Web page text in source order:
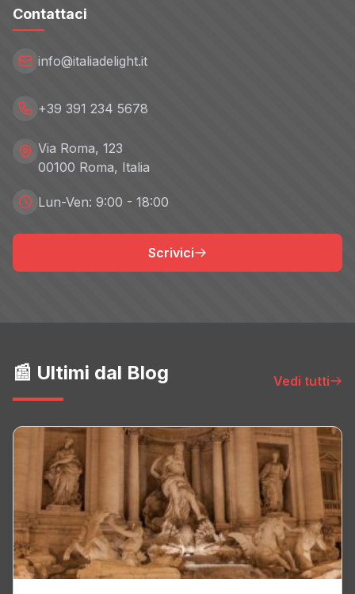
Contattaci
info@italiadelight.it
+39 391 234 5678
Via Roma, 123
00100 Roma, Italia
Lun-Ven: 9:00 - 18:00
Scrivici
📰 Ultimi dal Blog Vedi tutti